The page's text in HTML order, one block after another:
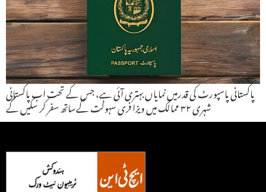
پاکستانی پاسپورٹ کی قدرمیں نمایاں بہتری آئی ہے، جس کے تحت اب پاکستانی
شہری ۳۲ ممالک میں ویزا فری سہولت کےساتھ سفر کر سکیں گے